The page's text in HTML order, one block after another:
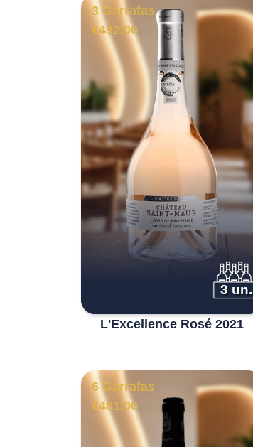
3 Garrafas
€492.00
3 un.
L'Excellence Rosé 2021
6 Garrafas
€481.00